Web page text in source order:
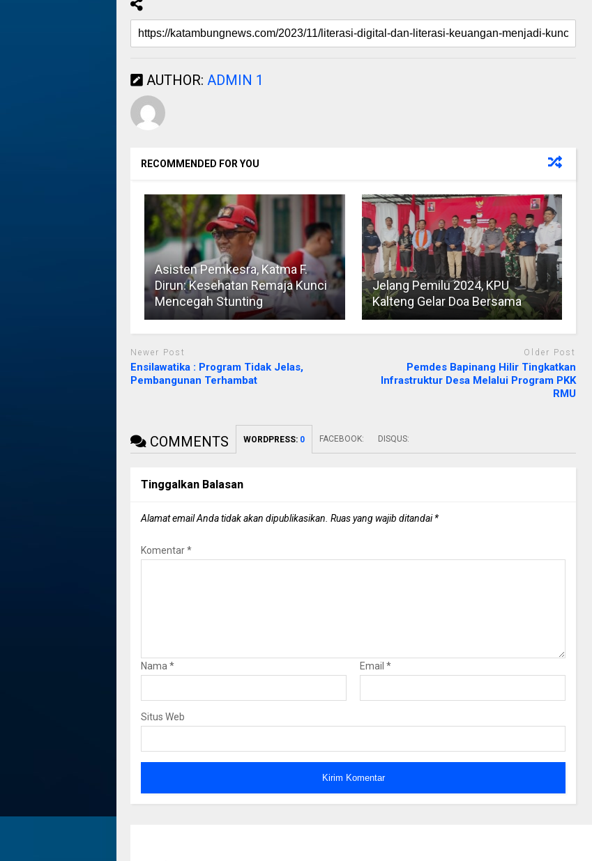
AUTHOR: ADMIN 1
RECOMMENDED FOR YOU
Asisten Pemkesra, Katma F.
Dirun: Kesehatan Remaja Kunci
Mencegah Stunting
Jelang Pemilu 2024, KPU
Kalteng Gelar Doa Bersama
Newer Post
Ensilawatika : Program Tidak Jelas,
Pembangunan Terhambat
Older Post
Pemdes Bapinang Hilir Tingkatkan
Infrastruktur Desa Melalui Program PKK
RMU
COMMENTS WORDPRESS: 0 FACEBOOK: DISQUS:
Tinggalkan Balasan
Alamat email Anda tidak akan dipublikasikan. Ruas yang wajib ditandai*
Komentar*
Nama * Email *
Situs Web